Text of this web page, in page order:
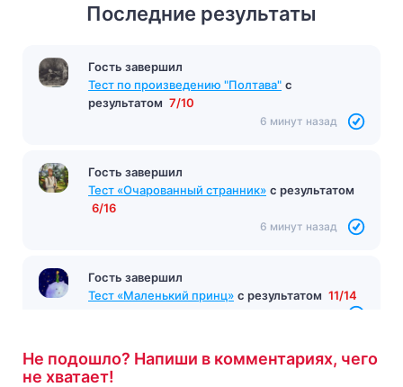
Последние результаты
Гость завершил
Тест по произведению "Полтава" с
результатом 7/10
6 минут назад
Гость завершил
Тест «Очарованный странник» с результатом
6/16
6 минут назад
Гость завершил
Тест «Маленький принц» с результатом 11/14
Не подошло? Напиши в комментариях, чего
не хватает!